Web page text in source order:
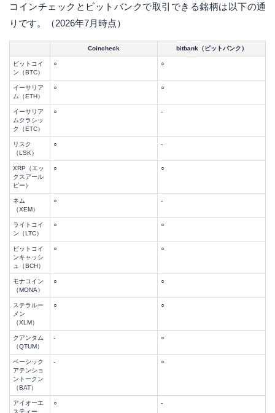
コインチェックとビットバンクで取引できる銘柄は以下の通
りです。（2026年7月時点）
Coincheck bitbank（ビットバンク）
ビットコイ
ン（BTC）
○ ○
イーサリア
ム（ETH）
○ ○
イーサリア
ムクラシッ
ク（ETC）
○ -
リスク
（LSK）
○ -
XRP（エッ
クスアール
ピー）
○ ○
ネム
（XEM）
○ -
ライトコイ
ン（LTC）
○ ○
ビットコイ
ンキャッシ
ュ（BCH）
○ ○
モナコイン
（MONA）
○ ○
ステラルー
メン
（XLM）
○ ○
クアンタム
（QTUM）
- ○
ベーシック
アテンショ
ントークン
（BAT）
- ○
アイオーエ
スティー
○ -